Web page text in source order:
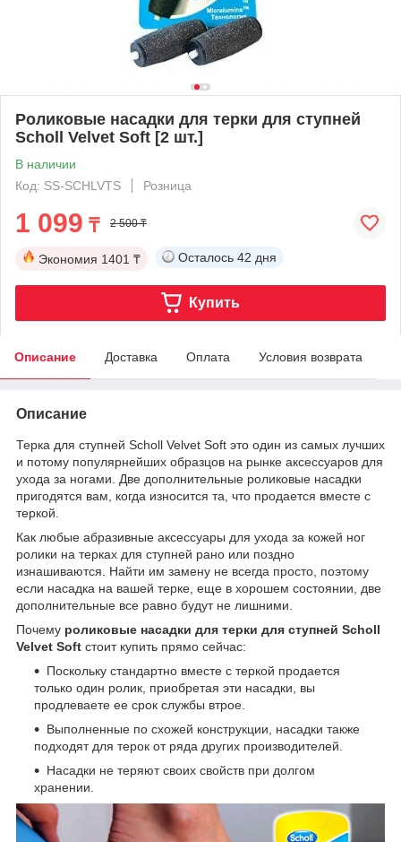
Роликовые насадки для терки для ступней
Scholl Velvet Soft [2 шт.]
В наличии
Код: SS-SCHLVTS
Розница
1 099 ₸ 2 500 ₸
Экономия 1401 ₸ Осталось 42 дня
Купить
Описание Доставка Оплата Условия возврата
Описание
Терка для ступней Scholl Velvet Soft это один из самых лучших
и потому популярнейших образцов на рынке аксессуаров для
ухода за ногами. Две дополнительные роликовые насадки
пригодятся вам, когда износится та, что продается вместе с
теркой.
Как любые абразивные аксессуары для ухода за кожей ног
ролики на терках для ступней рано или поздно
изнашиваются. Найти им замену не всегда просто, поэтому
если насадка на вашей терке, еще в хорошем состоянии, две
дополнительные все равно будут не лишними.
Почему роликовые насадки для терки для ступней Scholl
Velvet Soft стоит купить прямо сейчас:
Поскольку стандартно вместе с теркой продается
только один ролик, приобретая эти насадки, вы
продлеваете ее срок службы втрое.
Выполненные по схожей конструкции, насадки также
подходят для терок от ряда других производителей.
Насадки не теряют своих свойств при долгом
хранении.